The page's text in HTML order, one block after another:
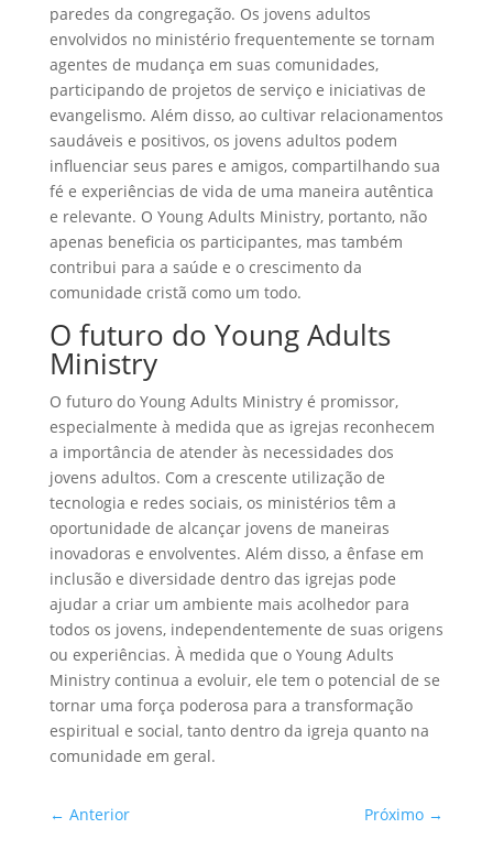
paredes da congregação. Os jovens adultos
envolvidos no ministério frequentemente se tornam
agentes de mudança em suas comunidades,
participando de projetos de serviço e iniciativas de
evangelismo. Além disso, ao cultivar relacionamentos
saudáveis e positivos, os jovens adultos podem
influenciar seus pares e amigos, compartilhando sua
fé e experiências de vida de uma maneira autêntica
e relevante. O Young Adults Ministry, portanto, não
apenas beneficia os participantes, mas também
contribui para a saúde e o crescimento da
comunidade cristã como um todo.
O futuro do Young Adults
Ministry
O futuro do Young Adults Ministry é promissor,
especialmente à medida que as igrejas reconhecem
a importância de atender às necessidades dos
jovens adultos. Com a crescente utilização de
tecnologia e redes sociais, os ministérios têm a
oportunidade de alcançar jovens de maneiras
inovadoras e envolventes. Além disso, a ênfase em
inclusão e diversidade dentro das igrejas pode
ajudar a criar um ambiente mais acolhedor para
todos os jovens, independentemente de suas origens
ou experiências. À medida que o Young Adults
Ministry continua a evoluir, ele tem o potencial de se
tornar uma força poderosa para a transformação
espiritual e social, tanto dentro da igreja quanto na
comunidade em geral.
← Anterior Próximo →